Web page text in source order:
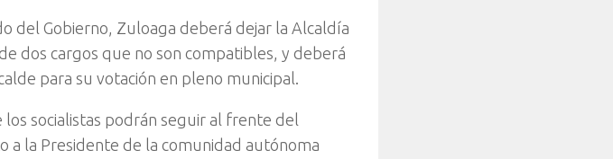
del Gobierno, Zuloaga deberá dejar la Alcaldía
dos cargos que no son compatibles, y deberá
para su votación en pleno municipal.
socialistas podrán seguir al frente del
a la Presidente de la comunidad autónoma